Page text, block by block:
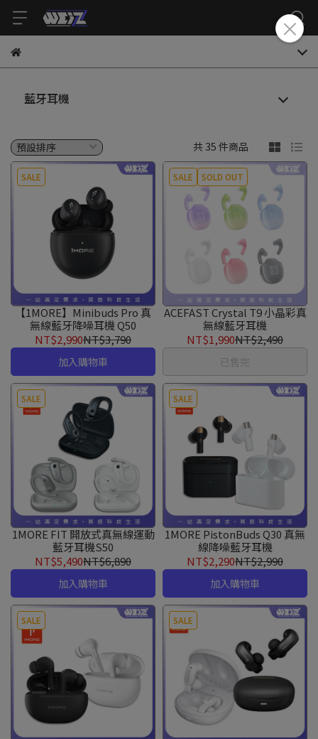
藍牙耳機
共 35 件商品
SALE
【1MORE】Minibuds Pro 真
無線藍牙降噪耳機 Q50
NT$2,990NT$3,790
加入購物車
SALE SOLD OUT
ACEFAST Crystal T9 小晶彩真
無線藍牙耳機
NT$1,990NT$2,490
已售完
SALE
1MORE FIT 開放式真無線運動
藍牙耳機S50
NT$5,490NT$6,890
加入購物車
SALE
1MORE PistonBuds Q30 真無
線降噪藍牙耳機
NT$2,290NT$2,990
加入購物車
SALE SALE